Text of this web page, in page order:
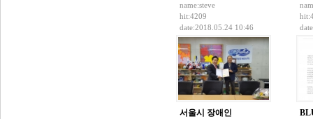
name:steve
hit:4209
date:2018.05.24 10:46
서울시 장애인